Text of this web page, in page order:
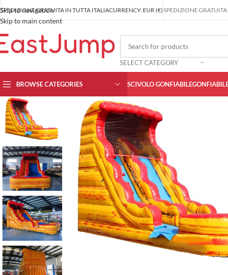
Skip to navigation
Skip to main content
SPEDIZIONE GRATUITA IN TUTTA ITALIACURRENCY: EUR (€)SPEDIZIONE
SELECT CATEGORY
BROWSE CATEGORIES SCIVOLO GONFIABILE